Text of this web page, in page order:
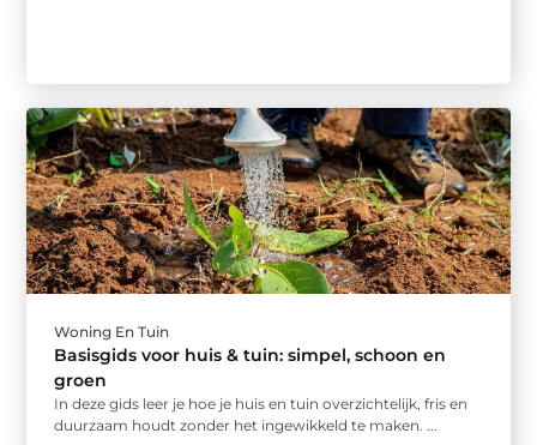
Woning En Tuin
Basisgids voor huis & tuin: simpel, schoon en
groen
In deze gids leer je hoe je huis en tuin overzichtelijk, fris en
duurzaam houdt zonder het ingewikkeld te maken. ...